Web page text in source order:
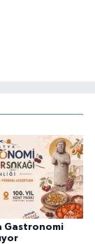
Gastronomi